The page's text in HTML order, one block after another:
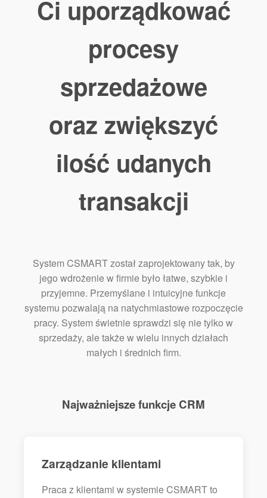
Ci uporządkować
procesy
sprzedażowe
oraz zwiększyć
ilość udanych
transakcji
System CSMART został zaprojektowany tak, by
jego wdrożenie w firmie było łatwe, szybkie i
przyjemne. Przemyślane i intuicyjne funkcje
systemu pozwalają na natychmiastowe rozpoczęcie
pracy. System świetnie sprawdzi się nie tylko w
sprzedaży, ale także w wielu innych działach
małych i średnich firm.
Najważniejsze funkcje CRM
Zarządzanie klientami
Praca z klientami w systemie CSMART to